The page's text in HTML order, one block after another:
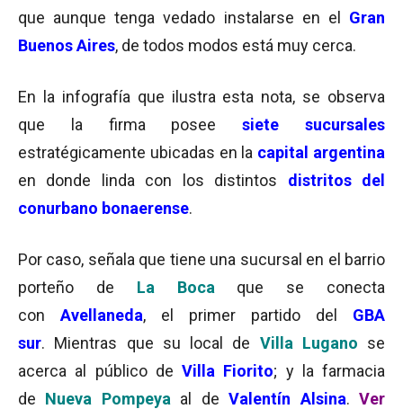
que aunque tenga vedado instalarse en el Gran
Buenos Aires, de todos modos está muy cerca.
En la infografía que ilustra esta nota, se observa
que la firma poseesiete sucursales
estratégicamente ubicadas en la capital argentina
en donde linda con los distintos distritos del
conurbano bonaerense.
Por caso, señala que tiene una sucursal en el barrio
porteño de La Boca que se conecta
con Avellaneda, el primer partido del GBA
sur. Mientras que su local de Villa Lugano se
acerca al público de Villa Fiorito; y la farmacia
de Nueva Pompeya al de Valentín Alsina.Ver